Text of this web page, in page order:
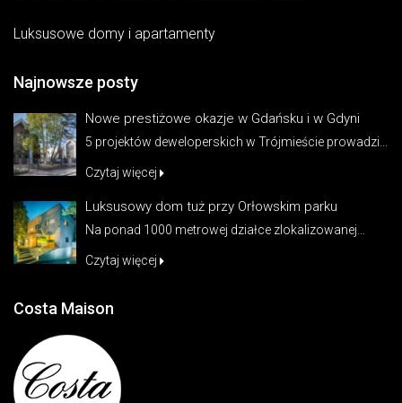
Luksusowe domy i apartamenty
Najnowsze posty
Nowe prestiżowe okazje w Gdańsku i w Gdyni
5 projektów deweloperskich w Trójmieście prowadzi...
Czytaj więcej
Luksusowy dom tuż przy Orłowskim parku
Na ponad 1000 metrowej działce zlokalizowanej...
Czytaj więcej
Costa Maison